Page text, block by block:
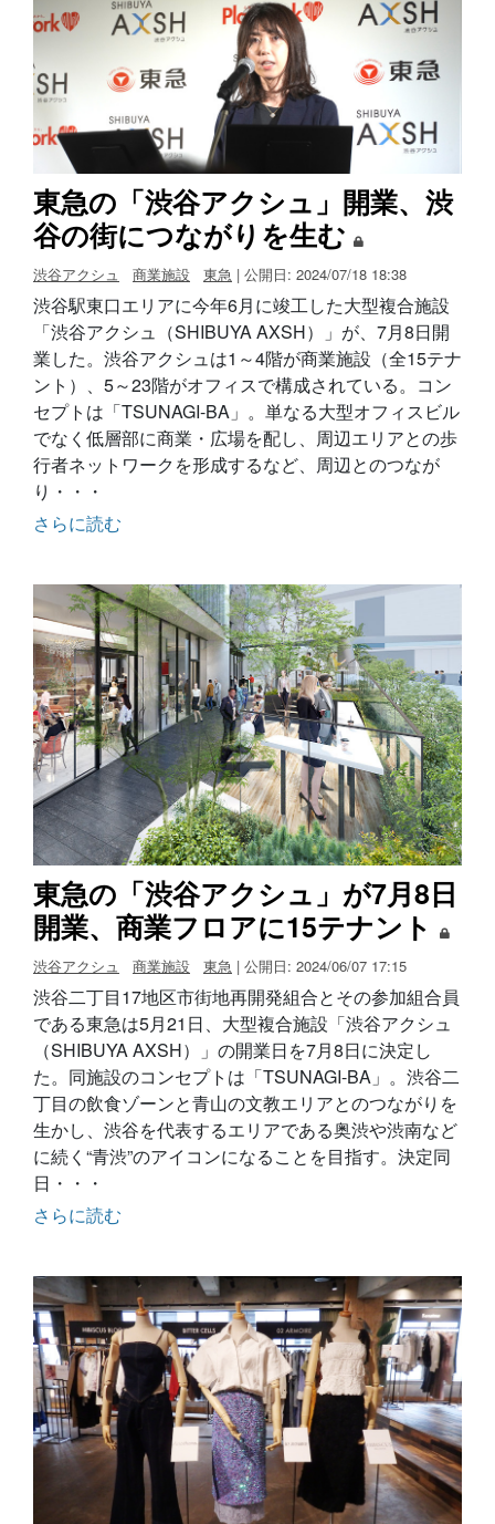
東急の「渋谷アクシュ」開業、渋
谷の街につながりを生む
渋谷アクシュ 商業施設 東急 | 公開日: 2024/07/18 18:38
渋谷駅東口エリアに今年6月に竣工した大型複合施設
「渋谷アクシュ（SHIBUYA AXSH）」が、7月8日開
業した。渋谷アクシュは1～4階が商業施設（全15テナ
ント）、5～23階がオフィスで構成されている。コン
セプトは「TSUNAGI-BA」。単なる大型オフィスビル
でなく低層部に商業・広場を配し、周辺エリアとの歩
行者ネットワークを形成するなど、周辺とのつなが
り・・・
さらに読む
東急の「渋谷アクシュ」が7月8日
開業、商業フロアに15テナント
渋谷アクシュ 商業施設 東急 | 公開日: 2024/06/07 17:15
渋谷二丁目17地区市街地再開発組合とその参加組合員
である東急は5月21日、大型複合施設「渋谷アクシュ
（SHIBUYA AXSH）」の開業日を7月8日に決定し
た。同施設のコンセプトは「TSUNAGI-BA」。渋谷二
丁目の飲食ゾーンと青山の文教エリアとのつながりを
生かし、渋谷を代表するエリアである奥渋や渋南など
に続く“青渋”のアイコンになることを目指す。決定同
日・・・
さらに読む